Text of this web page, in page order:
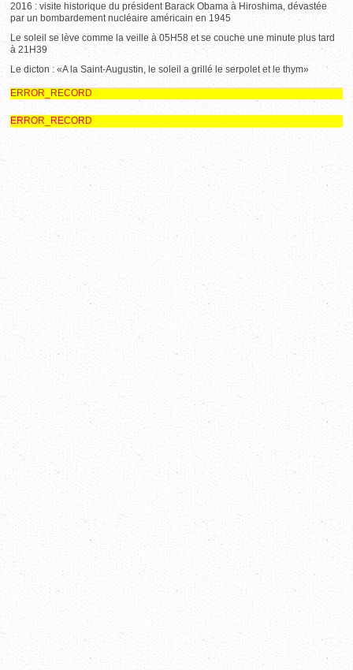
2016 : visite historique du président Barack Obama à Hiroshima, dévastée
par un bombardement nucléaire américain en 1945
Le soleil se lève comme la veille à 05H58 et se couche une minute plus tard
à 21H39
Le dicton : «A la Saint-Augustin, le soleil a grillé le serpolet et le thym»
ERROR_RECORD
ERROR_RECORD